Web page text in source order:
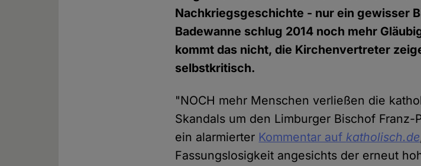
Nachkriegsgeschichte - nur ein gewisser
Badewanne schlug 2014 noch mehr
kommt das nicht, die Kirchenvertreter
selbstkritisch.
"NOCH mehr Menschen verließen die
Skandals um den Limburger Bischof
ein alarmierter Kommentar auf katholisch.de
Fassungslosigkeit angesichts der erneut